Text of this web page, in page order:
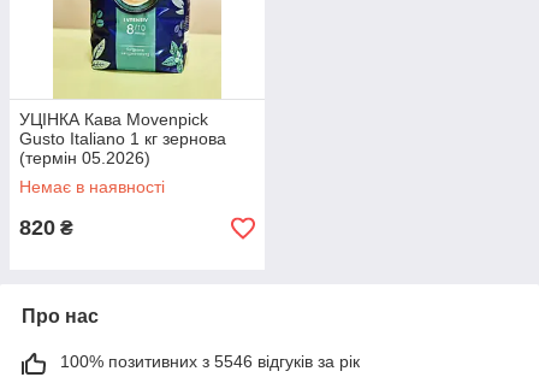
УЦІНКА Кава Movenpick
Gusto Italiano 1 кг зернова
(термін 05.2026)
Немає в наявності
820 ₴
Про нас
100% позитивних з 5546 відгуків за рік